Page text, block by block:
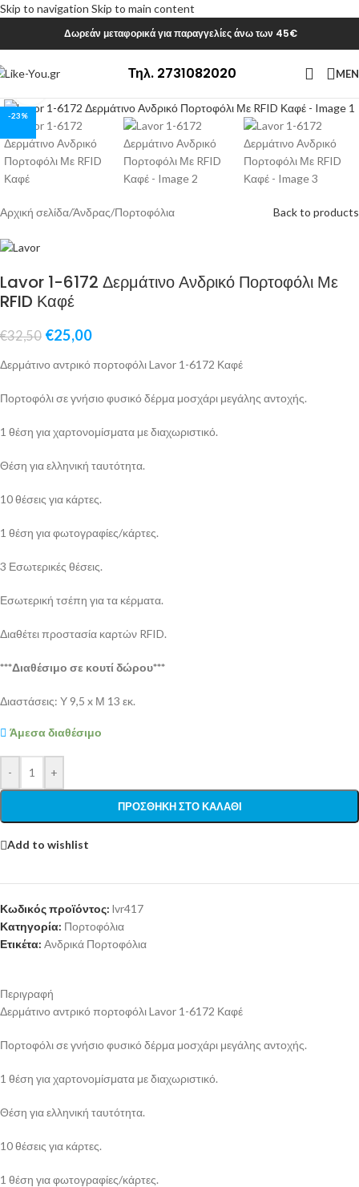
Skip to navigation Skip to main content
Δωρεάν μεταφορικά για παραγγελίες άνω των 45€
Τηλ. 2731082020
-23%
Αρχική σελίδα/Άνδρας/Πορτοφόλια Back to products
Lavor 1-6172 Δερμάτινο Ανδρικό Πορτοφόλι Με
RFID Καφέ
€32,50 €25,00
Δερμάτινο αντρικό πορτοφόλι Lavor 1-6172 Καφέ
Πορτοφόλι σε γνήσιο φυσικό δέρμα μοσχάρι μεγάλης αντοχής.
1 θέση για χαρτονομίσματα με διαχωριστικό.
Θέση για ελληνική ταυτότητα.
10 θέσεις για κάρτες.
1 θέση για φωτογραφίες/κάρτες.
3 Εσωτερικές θέσεις.
Εσωτερική τσέπη για τα κέρματα.
Διαθέτει προστασία καρτών RFID.
***Διαθέσιμο σε κουτί δώρου***
Διαστάσεις: Υ 9,5 x Μ 13 εκ.
Άμεσα διαθέσιμο
- +
ΠΡΟΣΘΉΚΗ ΣΤΟ ΚΑΛΆΘΙ
Add to wishlist
Κωδικός προϊόντος: lvr417
Κατηγορία: Πορτοφόλια
Ετικέτα: Ανδρικά Πορτοφόλια
Περιγραφή
Δερμάτινο αντρικό πορτοφόλι Lavor 1-6172 Καφέ
Πορτοφόλι σε γνήσιο φυσικό δέρμα μοσχάρι μεγάλης αντοχής.
1 θέση για χαρτονομίσματα με διαχωριστικό.
Θέση για ελληνική ταυτότητα.
10 θέσεις για κάρτες.
1 θέση για φωτογραφίες/κάρτες.